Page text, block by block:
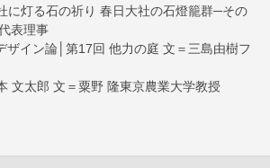
に灯る石の祈り 春日大社の石燈籠群─その
表理事
イン論│第17回 他力の庭 文＝三島由樹フ
文太郎 文＝粟野 隆東京農業大学教授